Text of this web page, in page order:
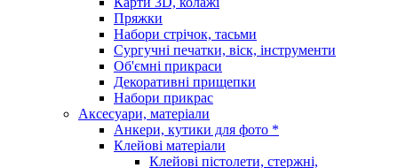
Пряжки
Набори стрічок, тасьми
Сургучні печатки, віск, інструменти
Об'ємні прикраси
Декоративні прищепки
Набори прикрас
Аксесуари, матеріали
Анкери, кутики для фото *
Клейові матеріали
Клейові пістолети, стержні,